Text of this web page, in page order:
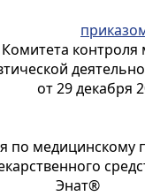
Комитета контроля
от 29 декабря
по
Энат®